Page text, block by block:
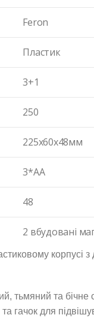
Feron
Пластик
3+1
250
225х60х48мм
3*АА
48
2 вбудовані
корпусі
тьмяний та бічне
гачок для